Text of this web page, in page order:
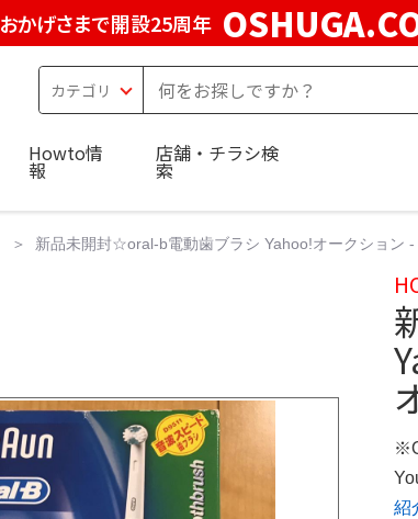
おかげさまで開設25周年
Howto情
報
店舗・チラシ検
索
新品未開封☆oral-b電動歯ブラシ Yahoo!オークション
紹